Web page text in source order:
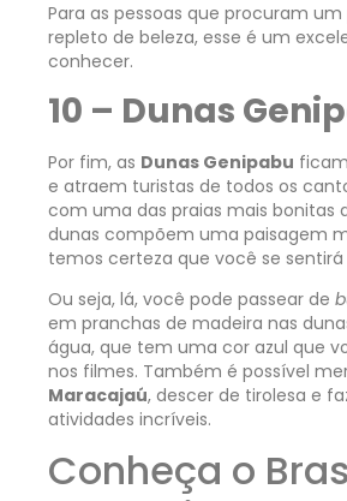
Para as pessoas que procuram
repleto de beleza, esse é um
conhecer.
10 – Dunas
Por fim, as Dunas Genipabu
e atraem turistas de todos os
com uma das praias mais bonitas
dunas compõem uma paisagem
temos certeza que você se
Ou seja, lá, você pode passear de
em pranchas de madeira nas
água, que tem uma cor azul que
nos filmes. Também é possível
Maracajaú, descer de tirolesa e
atividades incríveis.
Conheça o